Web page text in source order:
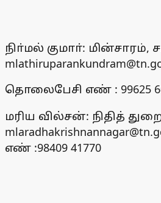
நிா்மல் குமாா்: மின்சாரம்,
தொலைபேசி எண் : 99625
மரிய வில்சன்: நிதித்
எண் :98409 41770